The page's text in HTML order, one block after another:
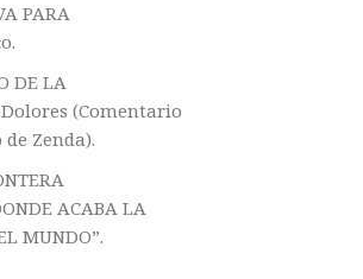
PARA
DE LA
Dolores (Comentario
Zenda).
ACABA LA
MUNDO”.